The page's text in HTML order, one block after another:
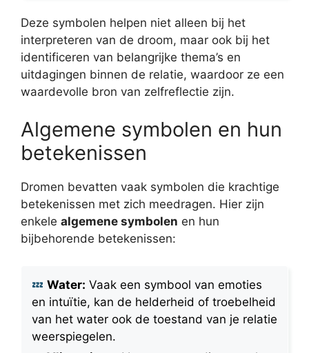
Deze symbolen helpen niet alleen bij het
interpreteren van de droom, maar ook bij het
identificeren van belangrijke thema’s en
uitdagingen binnen de relatie, waardoor ze een
waardevolle bron van zelfreflectie zijn.
Algemene symbolen en hun
betekenissen
Dromen bevatten vaak symbolen die krachtige
betekenissen met zich meedragen. Hier zijn
enkele algemene symbolen en hun
bijbehorende betekenissen:
Water: Vaak een symbool van emoties
en intuïtie, kan de helderheid of troebelheid
van het water ook de toestand van je relatie
weerspiegelen.